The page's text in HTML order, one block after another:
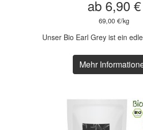
ab 6,90 €
69,00 €/kg
Unser Bio Earl Grey ist ein
Mehr